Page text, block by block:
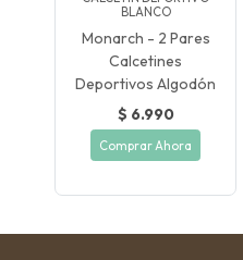
BLANCO
Monarch - 2 Pares
Calcetines
Deportivos Algodón
$ 6.990
Comprar Ahora